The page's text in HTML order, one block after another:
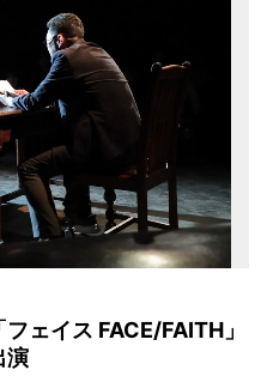
ェイス FACE/FAITH」
演